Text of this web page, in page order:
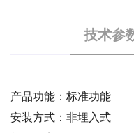
技术参
产品功能：标准功能
安装方式：非埋入式